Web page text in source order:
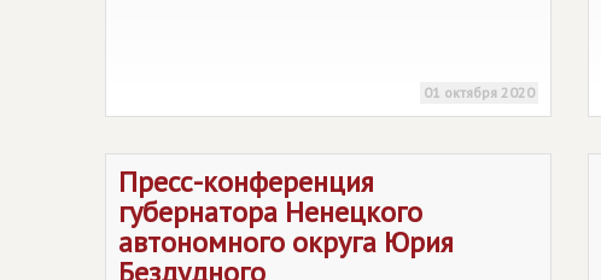
01 октября 2020
Пресс-конференция
губернатора Ненецкого
автономного округа Юрия
Бездудного